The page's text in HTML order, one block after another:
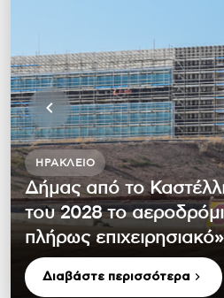
ΗΡΆΚΛΕΙΟ
Δήμας από το
του 2028 το
πλήρως επιχειρησιακό»
Διαβάστε περισσότερα